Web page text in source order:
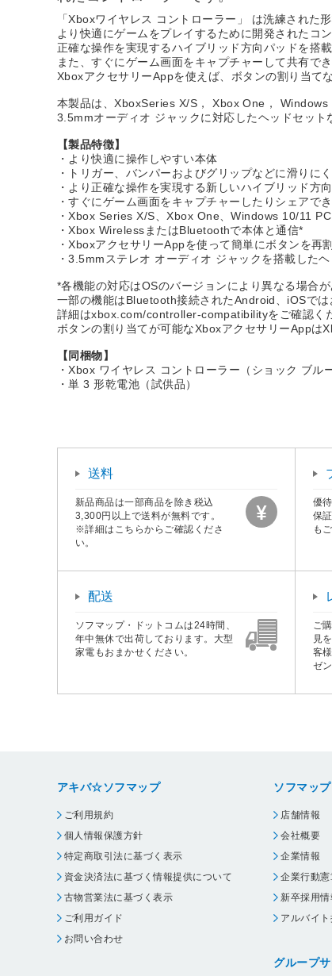
「Xboxワイヤレス コントローラー」 は洗練された
より快適にゲームをプレイするために開発されたコン
正確な操作を実現するハイブリッド方向パッドを搭
また、すぐにゲーム画面をキャプチャーして共有で
XboxアクセサリーAppを使えば、ボタンの割り当て
本製品は、XboxSeries X/S， Xbox One， Windows
3.5mmオーディオ ジャックに対応したヘッドセット
【製品特徴】
・より快適に操作しやすい本体
・トリガー、バンパーおよびグリップなどに滑りに
・より正確な操作を実現する新しいハイブリッド方
・すぐにゲーム画面をキャプチャーしたりシェアで
・Xbox Series X/S、Xbox One、Windows 10/11
・Xbox WirelessまたはBluetoothで本体と通信*
・XboxアクセサリーAppを使って簡単にボタンを再
・3.5mmステレオ オーディオ ジャックを搭載した
*各機能の対応はOSのバージョンにより異なる場合が
一部の機能はBluetooth接続されたAndroid、iOSでは
詳細はxbox.com/controller-compatibilityをご確認く
ボタンの割り当てが可能なXboxアクセサリーAppは
【同梱物】
・Xbox ワイヤレス コントローラー（ショック ブ
・単 3 形乾電池（試供品）
送料
新品商品は一部商品を除き税込
3,300円以上で送料が無料です。
※詳細はこちらからご確認くださ
い。
優
保
も
配送
ソフマップ・ドットコムは24時間、
年中無休で出荷しております。大型
家電もおまかせください。
ご
見
客
ゼ
アキバ☆ソフマップ
ご利用規約
個人情報保護方針
特定商取引法に基づく表示
資金決済法に基づく情報提供について
古物営業法に基づく表示
ご利用ガイド
お問い合わせ
ソフマップ
店舗情報
会社概要
企業情報
企業行動憲
新卒採用情
アルバイ
グループサ